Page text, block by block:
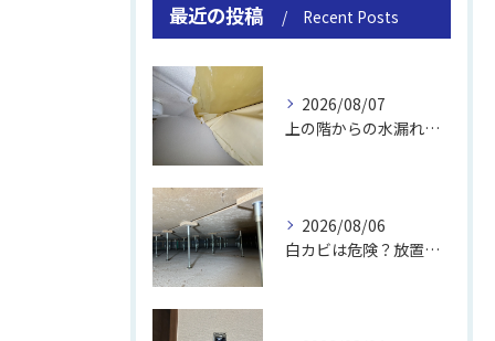
最近の投稿 Recent Posts
2026/08/07
上の階からの水漏れでカビ｜対処法と業者
2026/08/06
白カビは危険？放置のリスクと取り方